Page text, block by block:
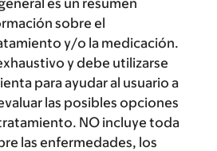
es un resumen
sobre el
y/o la medicación.
y debe utilizarse
para ayudar al usuario a
las posibles opciones
NO incluye toda
las enfermedades, los